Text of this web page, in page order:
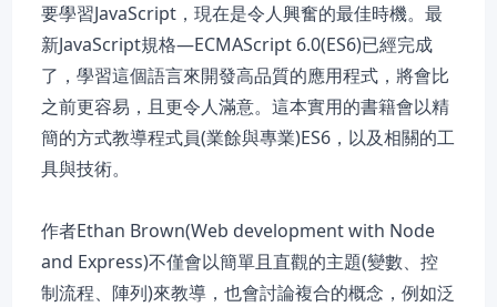
要學習JavaScript，現在是令人興奮的最佳時機。最
新JavaScript規格—ECMAScript 6.0(ES6)已經完成
了，學習這個語言來開發高品質的應用程式，將會比
之前更容易，且更令人滿意。這本實用的書籍會以精
簡的方式教導程式員(業餘與專業)ES6，以及相關的工
具與技術。
作者Ethan Brown(Web development with Node
and Express)不僅會以簡單且直觀的主題(變數、控
制流程、陣列)來教導，也會討論複合的概念，例如泛